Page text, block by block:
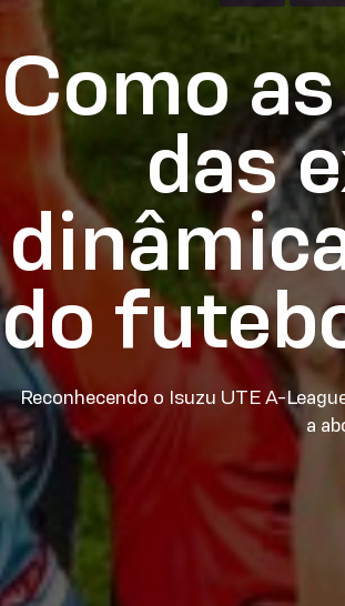
Como
das
do
Reconhecendo o Isuzu UTE A-
a